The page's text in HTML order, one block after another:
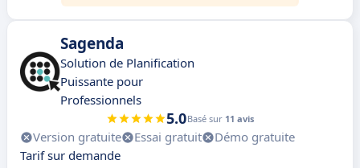
Sagenda
Solution de Planification
Puissante pour
Professionnels
5.0Basé sur 11 avis
Version gratuite Essai gratuit
Démo gratuite
Tarif sur demande